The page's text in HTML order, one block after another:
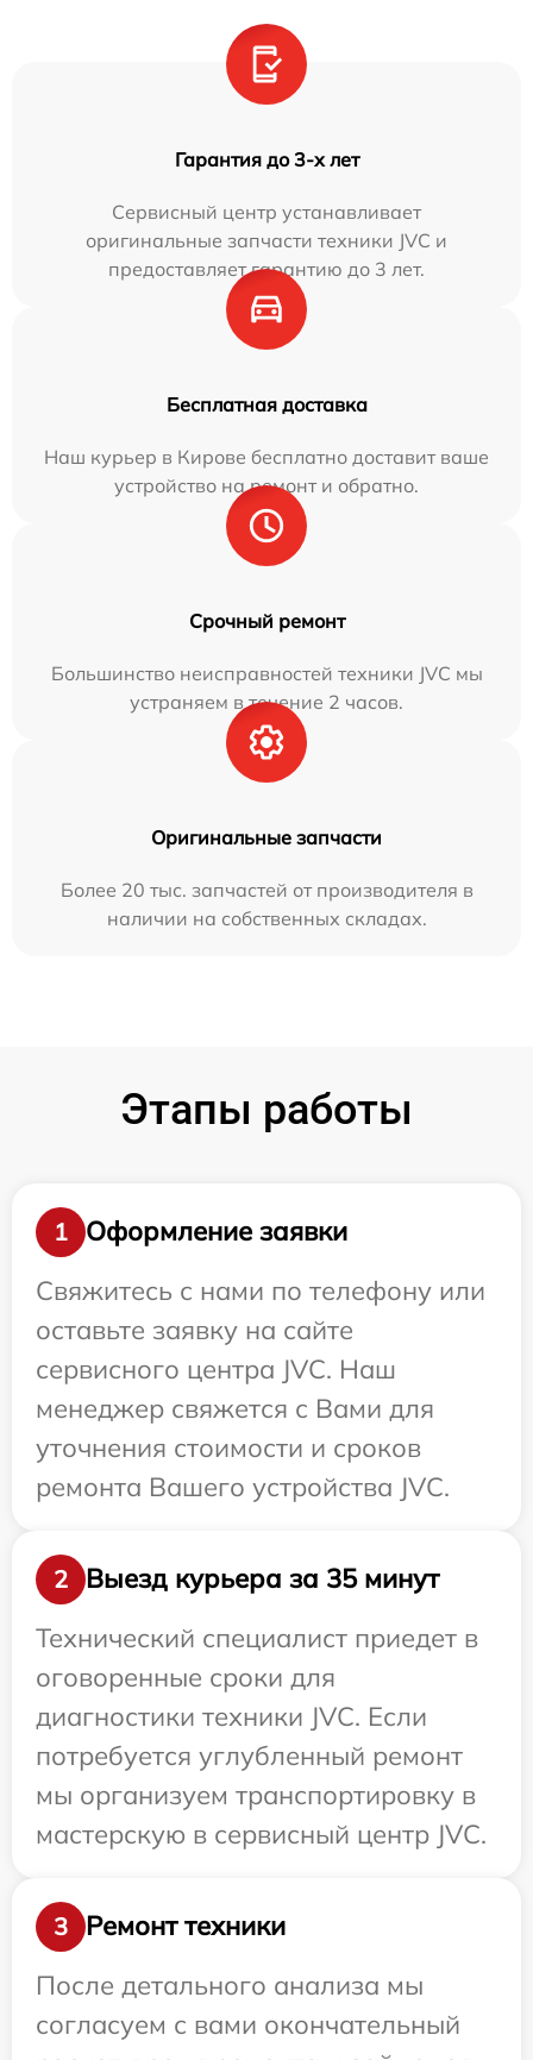
Гарантия до 3-х лет
Сервисный центр устанавливает
оригинальные запчасти техники JVC и
предоставляет гарантию до 3 лет.
Бесплатная доставка
Наш курьер в Кирове бесплатно доставит ваше
устройство на ремонт и обратно.
Срочный ремонт
Большинство неисправностей техники JVC мы
устраняем в течение 2 часов.
Оригинальные запчасти
Более 20 тыс. запчастей от производителя в
наличии на собственных складах.
Этапы работы
1
Оформление заявки
Свяжитесь с нами по телефону или
оставьте заявку на сайте
сервисного центра JVC. Наш
менеджер свяжется с Вами для
уточнения стоимости и сроков
ремонта Вашего устройства JVC.
2
Выезд курьера за 35 минут
Технический специалист приедет в
оговоренные сроки для
диагностики техники JVC. Если
потребуется углубленный ремонт
мы организуем транспортировку в
мастерскую в сервисный центр JVC.
3
Ремонт техники
После детального анализа мы
согласуем с вами окончательный